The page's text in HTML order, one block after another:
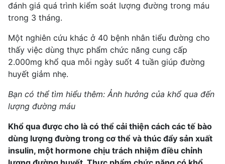
đánh giá quá trình kiểm soát lượng đường trong máu
trong 3 tháng.
Một nghiên cứu khác ở 40 bệnh nhân tiểu đường cho
thấy việc dùng thực phẩm chức năng cung cấp
2.000mg khổ qua mỗi ngày suốt 4 tuần giúp đường
huyết giảm nhẹ.
Bạn có thể tìm hiểu thêm: Ảnh hưởng của khổ qua đến
lượng đường máu
Khổ qua được cho là có thể cải thiện cách các tế bào
dùng lượng đường trong cơ thể và thúc đẩy sản xuất
insulin, một hormone chịu trách nhiệm điều chỉnh